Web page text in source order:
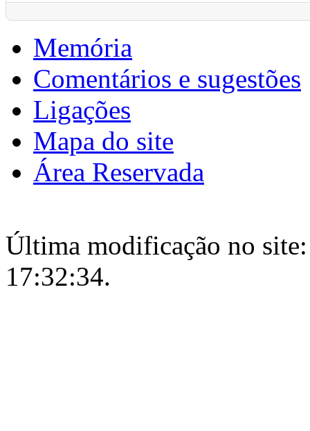
Memória
Comentários e sugestões
Ligações
Mapa do site
Área Reservada
Última modificação no
17:32:34.